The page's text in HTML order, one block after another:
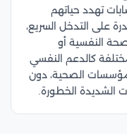
تهدد حياتهم
على التدخل السريع،
النفسية أو
كالدعم النفسي
الصحية، دون
الشديدة الخطورة.